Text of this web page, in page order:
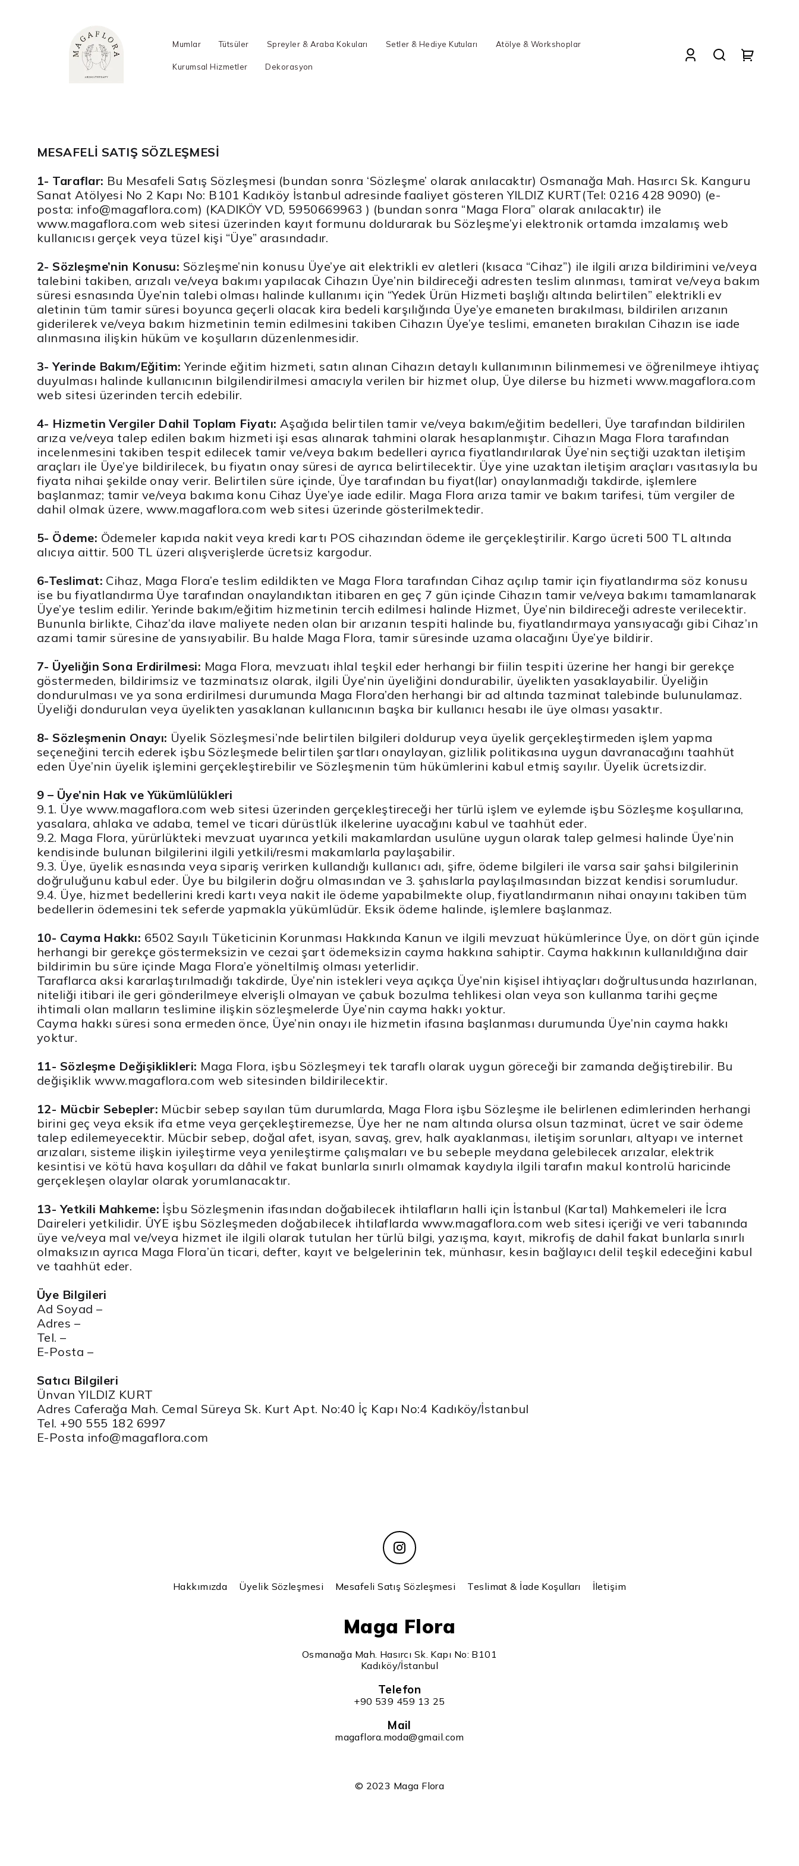
Mumlar Tütsüler Spreyler & Araba Kokuları Setler & Hediye Kutuları Atölye & Workshoplar
Kurumsal Hizmetler Dekorasyon
MESAFELİ SATIŞ SÖZLEŞMESİ
1- Taraflar: Bu Mesafeli Satış Sözleşmesi (bundan sonra ‘Sözleşme’ olarak anılacaktır) Osmanağa Mah. Hasırcı Sk. Kanguru
Sanat Atölyesi No 2 Kapı No: B101 Kadıköy İstanbul adresinde faaliyet gösteren YILDIZ KURT(Tel: 0216 428 9090) (e-
posta: info@magaflora.com) (KADIKÖY VD, 5950669963 ) (bundan sonra “Maga Flora” olarak anılacaktır) ile
www.magaflora.com web sitesi üzerinden kayıt formunu doldurarak bu Sözleşme’yi elektronik ortamda imzalamış web
kullanıcısı gerçek veya tüzel kişi “Üye” arasındadır.
2- Sözleşme’nin Konusu: Sözleşme’nin konusu Üye’ye ait elektrikli ev aletleri (kısaca “Cihaz”) ile ilgili arıza bildirimini ve/veya
talebini takiben, arızalı ve/veya bakımı yapılacak Cihazın Üye’nin bildireceği adresten teslim alınması, tamirat ve/veya bakım
süresi esnasında Üye’nin talebi olması halinde kullanımı için “Yedek Ürün Hizmeti başlığı altında belirtilen” elektrikli ev
aletinin tüm tamir süresi boyunca geçerli olacak kira bedeli karşılığında Üye’ye emaneten bırakılması, bildirilen arızanın
giderilerek ve/veya bakım hizmetinin temin edilmesini takiben Cihazın Üye’ye teslimi, emaneten bırakılan Cihazın ise iade
alınmasına ilişkin hüküm ve koşulların düzenlenmesidir.
3- Yerinde Bakım/Eğitim: Yerinde eğitim hizmeti, satın alınan Cihazın detaylı kullanımının bilinmemesi ve öğrenilmeye ihtiyaç
duyulması halinde kullanıcının bilgilendirilmesi amacıyla verilen bir hizmet olup, Üye dilerse bu hizmeti www.magaflora.com
web sitesi üzerinden tercih edebilir.
4- Hizmetin Vergiler Dahil Toplam Fiyatı: Aşağıda belirtilen tamir ve/veya bakım/eğitim bedelleri, Üye tarafından bildirilen
arıza ve/veya talep edilen bakım hizmeti işi esas alınarak tahmini olarak hesaplanmıştır. Cihazın Maga Flora tarafından
incelenmesini takiben tespit edilecek tamir ve/veya bakım bedelleri ayrıca fiyatlandırılarak Üye’nin seçtiği uzaktan iletişim
araçları ile Üye’ye bildirilecek, bu fiyatın onay süresi de ayrıca belirtilecektir. Üye yine uzaktan iletişim araçları vasıtasıyla bu
fiyata nihai şekilde onay verir. Belirtilen süre içinde, Üye tarafından bu fiyat(lar) onaylanmadığı takdirde, işlemlere
başlanmaz; tamir ve/veya bakıma konu Cihaz Üye’ye iade edilir. Maga Flora arıza tamir ve bakım tarifesi, tüm vergiler de
dahil olmak üzere, www.magaflora.com web sitesi üzerinde gösterilmektedir.
5- Ödeme: Ödemeler kapıda nakit veya kredi kartı POS cihazından ödeme ile gerçekleştirilir. Kargo ücreti 500 TL altında
alıcıya aittir. 500 TL üzeri alışverişlerde ücretsiz kargodur.
6-Teslimat: Cihaz, Maga Flora’e teslim edildikten ve Maga Flora tarafından Cihaz açılıp tamir için fiyatlandırma söz konusu
ise bu fiyatlandırma Üye tarafından onaylandıktan itibaren en geç 7 gün içinde Cihazın tamir ve/veya bakımı tamamlanarak
Üye’ye teslim edilir. Yerinde bakım/eğitim hizmetinin tercih edilmesi halinde Hizmet, Üye’nin bildireceği adreste verilecektir.
Bununla birlikte, Cihaz’da ilave maliyete neden olan bir arızanın tespiti halinde bu, fiyatlandırmaya yansıyacağı gibi Cihaz’ın
azami tamir süresine de yansıyabilir. Bu halde Maga Flora, tamir süresinde uzama olacağını Üye’ye bildirir.
7- Üyeliğin Sona Erdirilmesi: Maga Flora, mevzuatı ihlal teşkil eder herhangi bir fiilin tespiti üzerine her hangi bir gerekçe
göstermeden, bildirimsiz ve tazminatsız olarak, ilgili Üye’nin üyeliğini dondurabilir, üyelikten yasaklayabilir. Üyeliğin
dondurulması ve ya sona erdirilmesi durumunda Maga Flora’den herhangi bir ad altında tazminat talebinde bulunulamaz.
Üyeliği dondurulan veya üyelikten yasaklanan kullanıcının başka bir kullanıcı hesabı ile üye olması yasaktır.
8- Sözleşmenin Onayı: Üyelik Sözleşmesi’nde belirtilen bilgileri doldurup veya üyelik gerçekleştirmeden işlem yapma
seçeneğini tercih ederek işbu Sözleşmede belirtilen şartları onaylayan, gizlilik politikasına uygun davranacağını taahhüt
eden Üye’nin üyelik işlemini gerçekleştirebilir ve Sözleşmenin tüm hükümlerini kabul etmiş sayılır. Üyelik ücretsizdir.
9 – Üye’nin Hak ve Yükümlülükleri
9.1. Üye www.magaflora.com web sitesi üzerinden gerçekleştireceği her türlü işlem ve eylemde işbu Sözleşme koşullarına,
yasalara, ahlaka ve adaba, temel ve ticari dürüstlük ilkelerine uyacağını kabul ve taahhüt eder.
9.2. Maga Flora, yürürlükteki mevzuat uyarınca yetkili makamlardan usulüne uygun olarak talep gelmesi halinde Üye’nin
kendisinde bulunan bilgilerini ilgili yetkili/resmi makamlarla paylaşabilir.
9.3. Üye, üyelik esnasında veya sipariş verirken kullandığı kullanıcı adı, şifre, ödeme bilgileri ile varsa sair şahsi bilgilerinin
doğruluğunu kabul eder. Üye bu bilgilerin doğru olmasından ve 3. şahıslarla paylaşılmasından bizzat kendisi sorumludur.
9.4. Üye, hizmet bedellerini kredi kartı veya nakit ile ödeme yapabilmekte olup, fiyatlandırmanın nihai onayını takiben tüm
bedellerin ödemesini tek seferde yapmakla yükümlüdür. Eksik ödeme halinde, işlemlere başlanmaz.
10- Cayma Hakkı: 6502 Sayılı Tüketicinin Korunması Hakkında Kanun ve ilgili mevzuat hükümlerince Üye, on dört gün içinde
herhangi bir gerekçe göstermeksizin ve cezai şart ödemeksizin cayma hakkına sahiptir. Cayma hakkının kullanıldığına dair
bildirimin bu süre içinde Maga Flora’e yöneltilmiş olması yeterlidir.
Taraflarca aksi kararlaştırılmadığı takdirde, Üye’nin istekleri veya açıkça Üye’nin kişisel ihtiyaçları doğrultusunda hazırlanan,
niteliği itibari ile geri gönderilmeye elverişli olmayan ve çabuk bozulma tehlikesi olan veya son kullanma tarihi geçme
ihtimali olan malların teslimine ilişkin sözleşmelerde Üye’nin cayma hakkı yoktur.
Cayma hakkı süresi sona ermeden önce, Üye’nin onayı ile hizmetin ifasına başlanması durumunda Üye’nin cayma hakkı
yoktur.
11- Sözleşme Değişiklikleri: Maga Flora, işbu Sözleşmeyi tek taraflı olarak uygun göreceği bir zamanda değiştirebilir. Bu
değişiklik www.magaflora.com web sitesinden bildirilecektir.
12- Mücbir Sebepler: Mücbir sebep sayılan tüm durumlarda, Maga Flora işbu Sözleşme ile belirlenen edimlerinden herhangi
birini geç veya eksik ifa etme veya gerçekleştiremezse, Üye her ne nam altında olursa olsun tazminat, ücret ve sair ödeme
talep edilemeyecektir. Mücbir sebep, doğal afet, isyan, savaş, grev, halk ayaklanması, iletişim sorunları, altyapı ve internet
arızaları, sisteme ilişkin iyileştirme veya yenileştirme çalışmaları ve bu sebeple meydana gelebilecek arızalar, elektrik
kesintisi ve kötü hava koşulları da dâhil ve fakat bunlarla sınırlı olmamak kaydıyla ilgili tarafın makul kontrolü haricinde
gerçekleşen olaylar olarak yorumlanacaktır.
13- Yetkili Mahkeme: İşbu Sözleşmenin ifasından doğabilecek ihtilafların halli için İstanbul (Kartal) Mahkemeleri ile İcra
Daireleri yetkilidir. ÜYE işbu Sözleşmeden doğabilecek ihtilaflarda www.magaflora.com web sitesi içeriği ve veri tabanında
üye ve/veya mal ve/veya hizmet ile ilgili olarak tutulan her türlü bilgi, yazışma, kayıt, mikrofiş de dahil fakat bunlarla sınırlı
olmaksızın ayrıca Maga Flora’ün ticari, defter, kayıt ve belgelerinin tek, münhasır, kesin bağlayıcı delil teşkil edeceğini kabul
ve taahhüt eder.
Üye Bilgileri
Ad Soyad –
Adres –
Tel. –
E-Posta –
Satıcı Bilgileri
Ünvan YILDIZ KURT
Adres Caferağa Mah. Cemal Süreya Sk. Kurt Apt. No:40 İç Kapı No:4 Kadıköy/İstanbul
Tel. +90 555 182 6997
E-Posta info@magaflora.com
Hakkımızda Üyelik Sözleşmesi Mesafeli Satış Sözleşmesi Teslimat & İade Koşulları İletişim
Maga Flora
Osmanağa Mah. Hasırcı Sk. Kapı No: B101
Kadıköy/İstanbul
Telefon
+90 539 459 13 25
Mail
magaflora.moda@gmail.com
© 2023 Maga Flora